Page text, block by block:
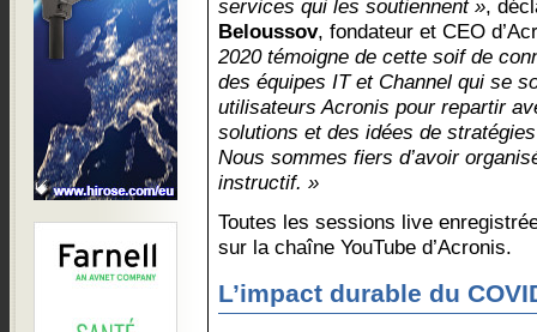
services qui les soutiennent »,
Beloussov, fondateur et CEO
2020 témoigne de cette soif de
des équipes IT et Channel qui se
utilisateurs Acronis pour repartir
solutions et des idées de
Nous sommes fiers d’avoir
instructif. »
Toutes les sessions live
sur la chaîne YouTube d’Acronis.
L’impact durable du